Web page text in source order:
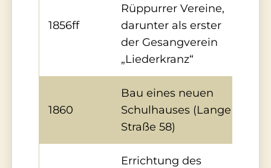
1856ff
Rüppurrer Vereine,
darunter als erster
der Gesangverein
„Liederkranz“
1860
Bau eines neuen
Schulhauses (Lange
Straße 58)
Errichtung des